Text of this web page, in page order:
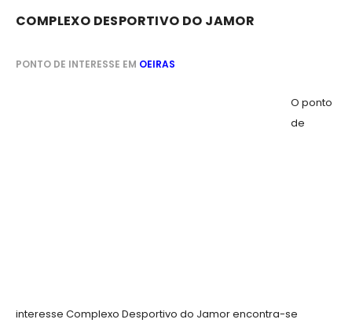
COMPLEXO DESPORTIVO DO JAMOR
PONTO DE INTERESSE EM OEIRAS
O ponto
de
interesse Complexo Desportivo do Jamor encontra-se